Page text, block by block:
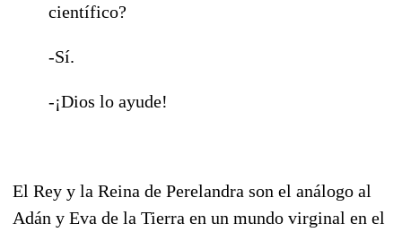
científico?
-Sí.
-¡Dios lo ayude!
El Rey y la Reina de Perelandra son el análogo al
Adán y Eva de la Tierra en un mundo virginal en el